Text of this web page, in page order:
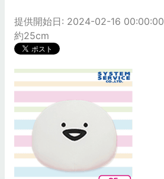
提供開始日: 2024-02-16 00:00:00
約25cm